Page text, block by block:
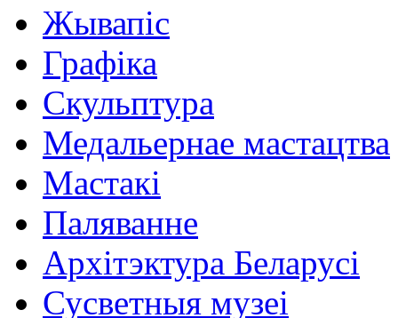
Жывапіс
Графіка
Скульптура
Медальернае мастацтва
Мастакі
Паляванне
Архітэктура Беларусі
Сусветныя музеі